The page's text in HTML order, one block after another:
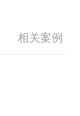
相关案例